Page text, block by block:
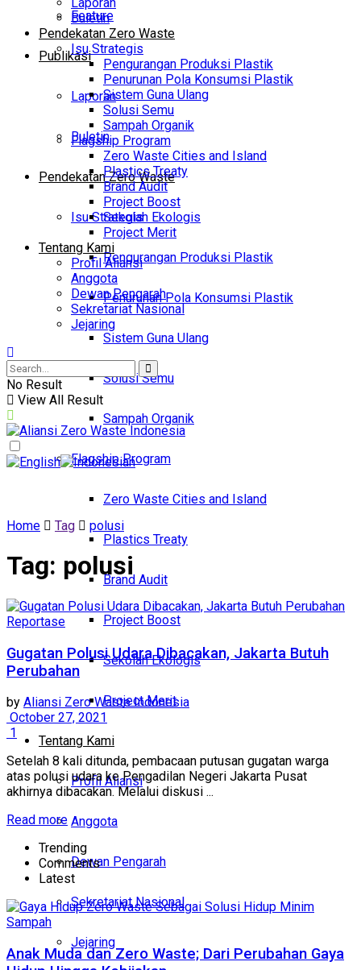
Feature
Publikasi
Laporan
Buletin
Pendekatan Zero Waste
Isu Strategis
Pengurangan Produksi Plastik
Penurunan Pola Konsumsi Plastik
Sistem Guna Ulang
Solusi Semu
Sampah Organik
Flagship Program
Zero Waste Cities and Island
Plastics Treaty
Brand Audit
Project Boost
Sekolah Ekologis
Project Merit
Tentang Kami
Profil Aliansi
Anggota
Dewan Pengarah
Sekretariat Nasional
Jejaring
Buletin
Pendekatan Zero Waste
Isu Strategis
Pengurangan Produksi Plastik
Penurunan Pola Konsumsi Plastik
Sistem Guna Ulang
Solusi Semu
Sampah Organik
Flagship Program
Zero Waste Cities and Island
Plastics Treaty
Brand Audit
Project Boost
Sekolah Ekologis
Project Merit
Tentang Kami
Profil Aliansi
Anggota
Dewan Pengarah
Sekretariat Nasional
Jejaring
No Result
View All Result
Home Tag polusi
Tag: polusi
Reportase
Gugatan Polusi Udara Dibacakan, Jakarta Butuh
Perubahan
by Aliansi Zero Waste Indonesia
October 27, 2021
1
Setelah 8 kali ditunda, pembacaan putusan gugatan warga
atas polusi udara ke Pengadilan Negeri Jakarta Pusat
akhirnya dibacakan. Melalui diskusi ...
Read more
Trending
Comments
Latest
Anak Muda dan Zero Waste; Dari Perubahan Gaya